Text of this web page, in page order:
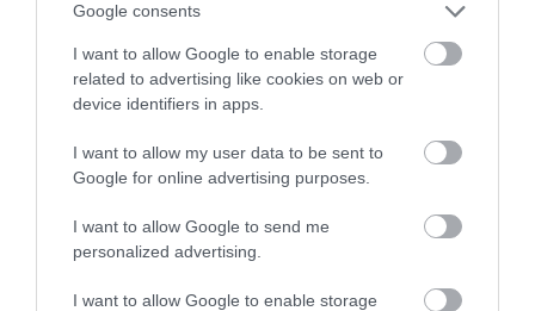
Google consents
I want to allow Google to enable storage
related to advertising like cookies on web or
device identifiers in apps.
I want to allow my user data to be sent to
Google for online advertising purposes.
I want to allow Google to send me
personalized advertising.
I want to allow Google to enable storage